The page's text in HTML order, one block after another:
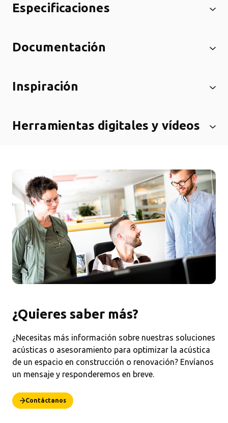
Especificaciones
Documentación
Inspiración
Herramientas digitales y vídeos
¿Quieres saber más?
¿Necesitas más información sobre nuestras soluciones
acústicas o asesoramiento para optimizar la acústica
de un espacio en construcción o renovación? Envíanos
un mensaje y responderemos en breve.
Contáctanos